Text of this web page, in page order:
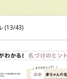
(13/43)